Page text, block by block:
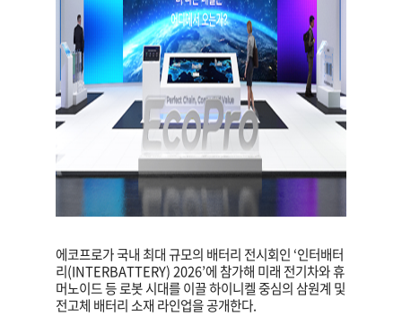
에코프로가 국내 최대 규모의 배터리 전시회인 ‘인터배터
리(INTERBATTERY) 2026’에 참가해 미래 전기차와 휴
머노이드 등 로봇 시대를 이끌 하이니켈 중심의 삼원계 및
전고체 배터리 소재 라인업을 공개한다.